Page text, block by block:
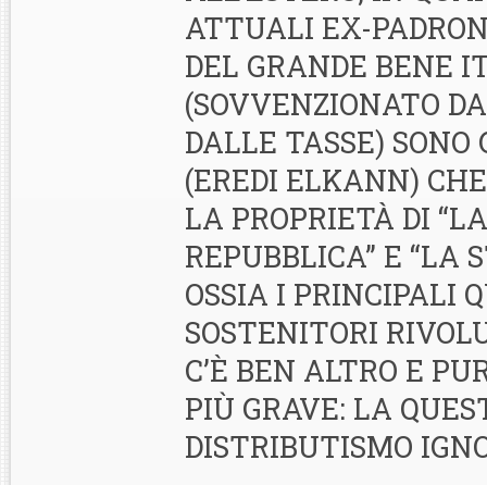
ATTUALI EX-
DEL GRANDE BENE
(SOVVENZIONATO
DALLE TASSE) SONO
(EREDI ELKANN)
LA PROPRIETÀ DI “LA
REPUBBLICA” E “LA
OSSIA I PRINCIPALI
SOSTENITORI
C’È BEN ALTRO E
PIÙ GRAVE: LA
DISTRIBUTISMO